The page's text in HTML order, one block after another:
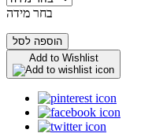
בחר מידה
הוספה לסל
Add to Wishlist